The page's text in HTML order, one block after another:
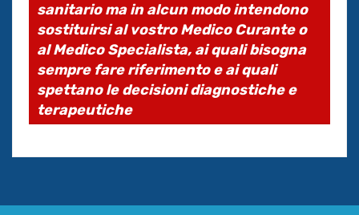
sanitario ma in alcun modo intendono
sostituirsi al vostro Medico Curante o
al Medico Specialista, ai quali bisogna
sempre fare riferimento e ai quali
spettano le decisioni diagnostiche e
terapeutiche